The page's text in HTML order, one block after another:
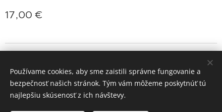
17,00 €
Jazyky
Slovenčina
Deutsch English Polski Magyar
Používame cookies, aby sme zaistili správne fungovanie a
bezpečnosť našich stránok. Tým vám môžeme poskytnúť tú
najlepšiu skúsenosť z ich návštevy.